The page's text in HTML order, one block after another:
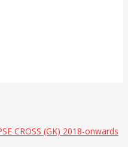
CROSS (GK) 2018-onwards